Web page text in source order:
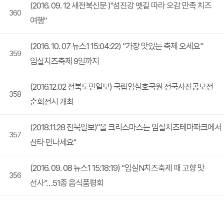
360
(2016. 09. 12 새전북신문 )"섬진강 옛길 따라 오감 만족 치즈
여행"
359
(2016. 10. 07 뉴스1 15:04:22) “가장 맛있는 축제 오세요”
임실치즈축제 9일까지
358
(2016.12.02 전북도민일보) 국립임실호국원 전국사진공모전
순회전시 개최
357
(2018.11.28 전북일보)"올 크리스마스는 임실치즈테마파크에서
산타 만나세요"
356
(2016. 09. 08 뉴스1 15:18:19) “임실N치즈축제 때 고향 맛
선사”…51종 음식품평회